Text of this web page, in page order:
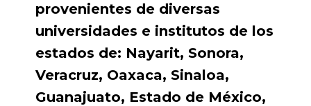
provenientes de diversas
universidades e institutos de los
estados de: Nayarit, Sonora,
Veracruz, Oaxaca, Sinaloa,
Guanajuato, Estado de México,